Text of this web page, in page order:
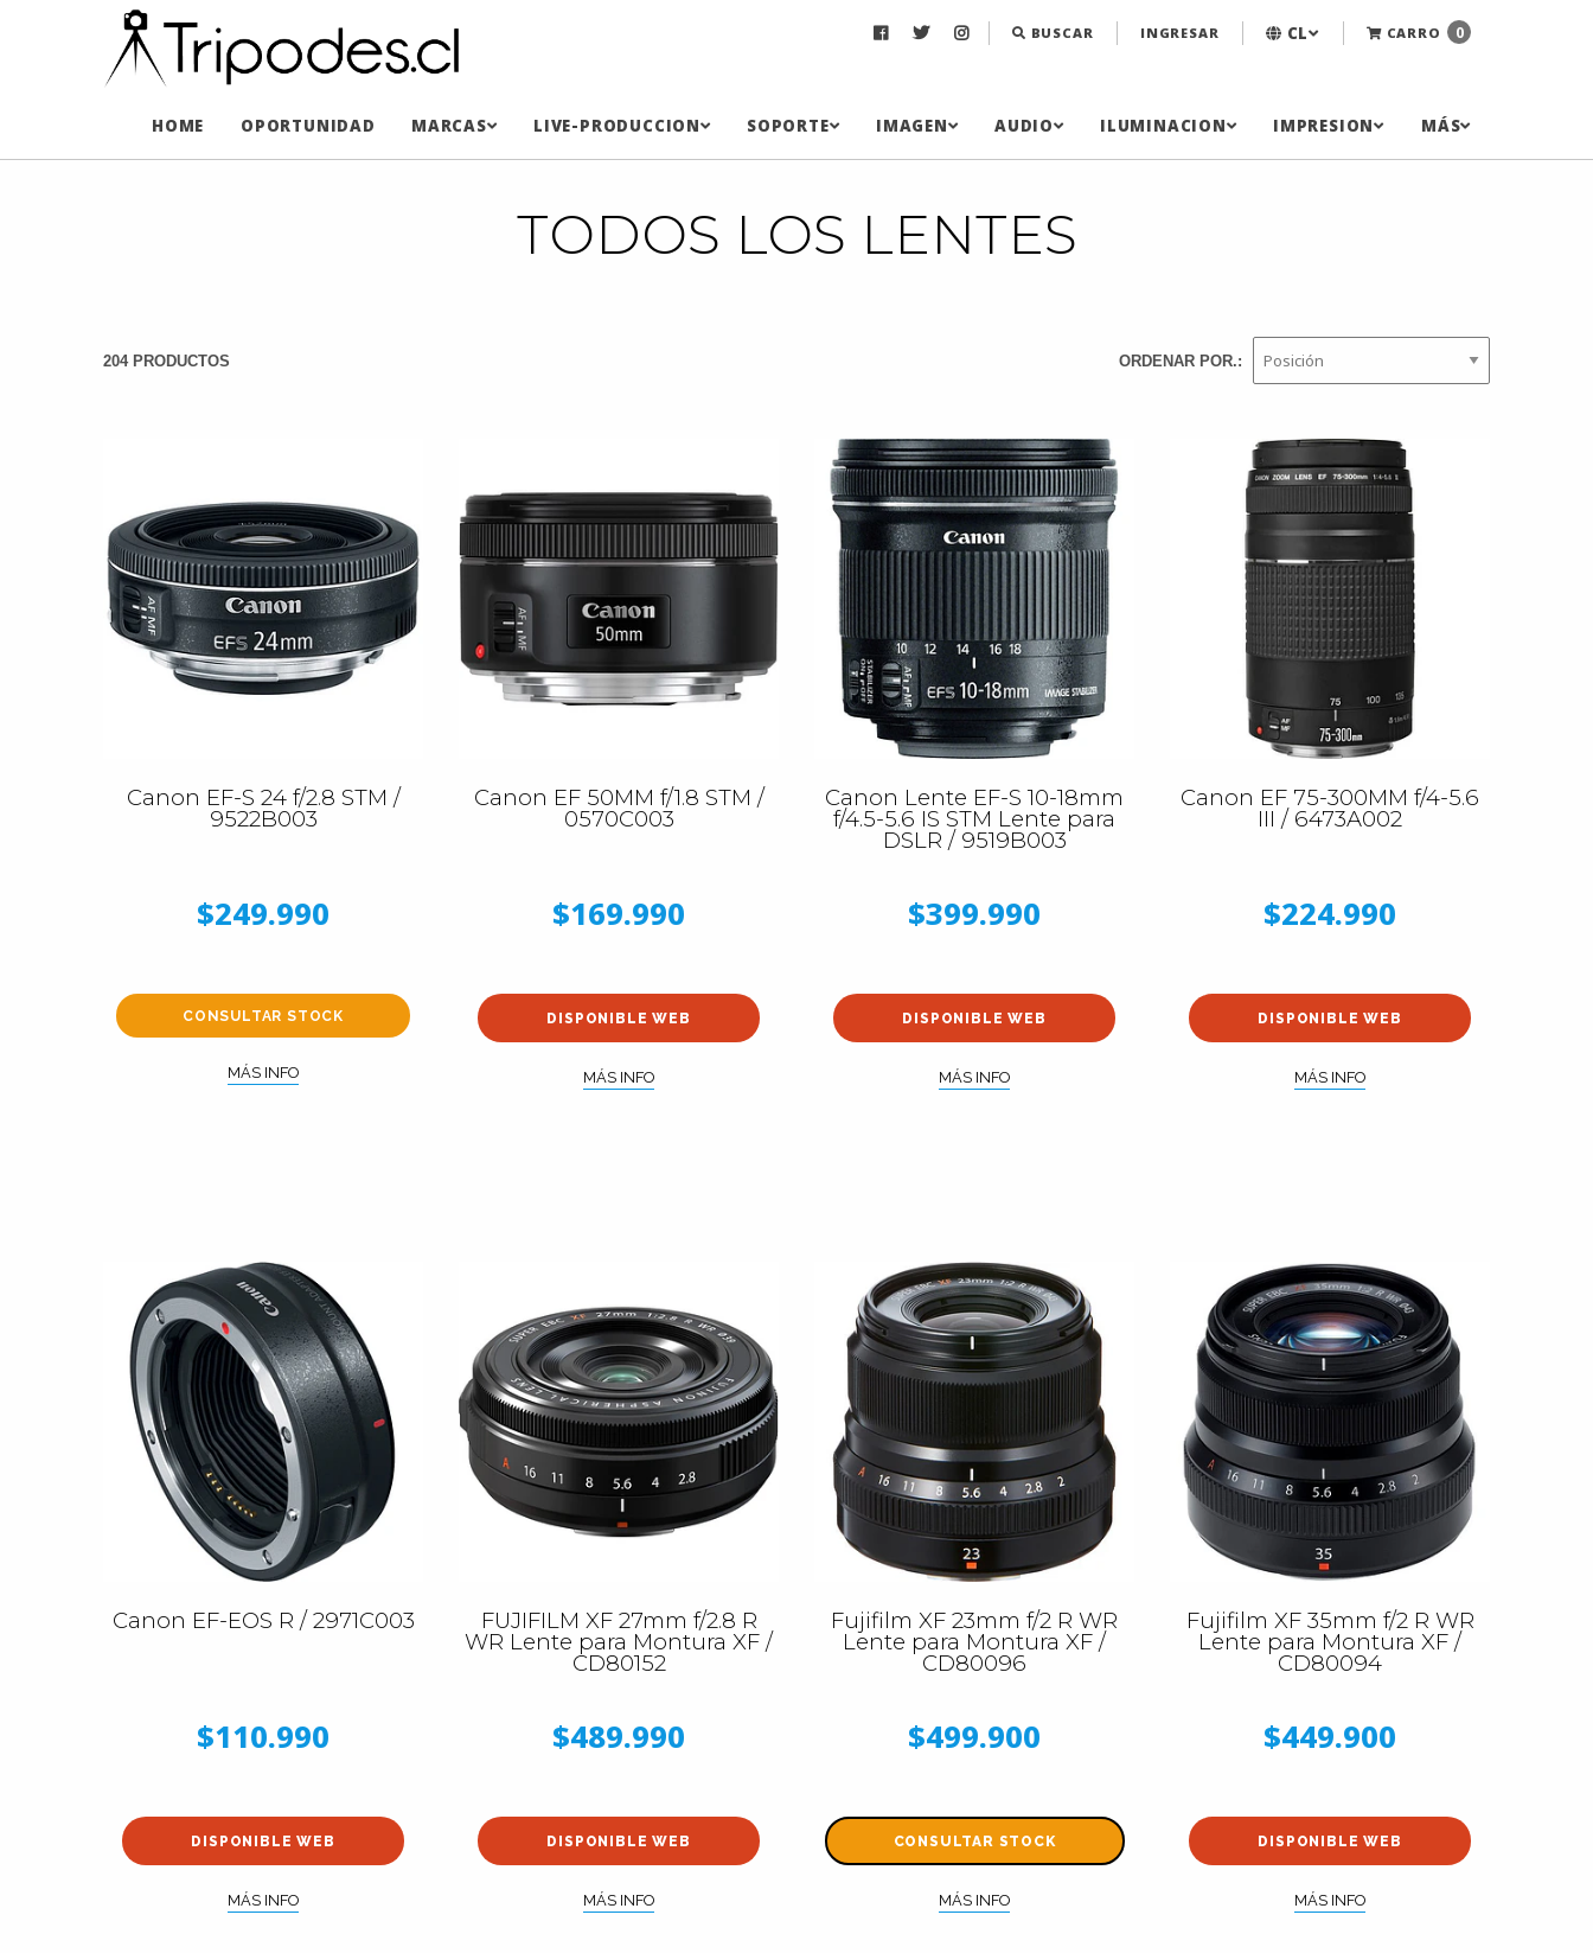
BUSCAR INGRESAR CL CARRO 0
HOME OPORTUNIDAD MARCAS LIVE-PRODUCCION SOPORTE IMAGEN AUDIO ILUMINACION IMPRESION MÁS
TODOS LOS LENTES
204 PRODUCTOS ORDENAR POR.:
Canon EF-S 24 f/2.8 STM /
9522B003
$249.990
CONSULTAR STOCK
MÁS INFO
Canon EF 50MM f/1.8 STM /
0570C003
$169.990
DISPONIBLE WEB
MÁS INFO
Canon Lente EF-S 10-18mm
f/4.5-5.6 IS STM Lente para
DSLR / 9519B003
$399.990
DISPONIBLE WEB
MÁS INFO
Canon EF 75-300MM f/4-5.6
III / 6473A002
$224.990
DISPONIBLE WEB
MÁS INFO
Canon EF-EOS R / 2971C003
$110.990
DISPONIBLE WEB
MÁS INFO
FUJIFILM XF 27mm f/2.8 R
WR Lente para Montura XF /
CD80152
$489.990
DISPONIBLE WEB
MÁS INFO
Fujifilm XF 23mm f/2 R WR
Lente para Montura XF /
CD80096
$499.900
CONSULTAR STOCK
MÁS INFO
Fujifilm XF 35mm f/2 R WR
Lente para Montura XF /
CD80094
$449.900
DISPONIBLE WEB
MÁS INFO